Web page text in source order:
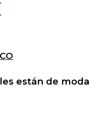
están de moda